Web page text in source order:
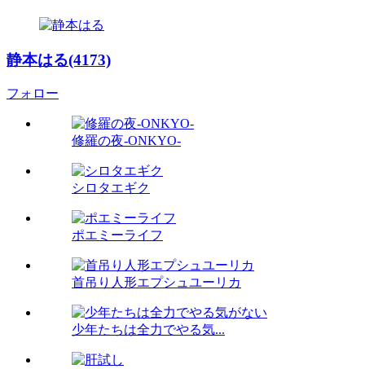
静本はる(4173)
フォロー
修羅の夜-ONKYO-
シロタエギク
ポエミーライフ
首吊り人形エプシュユーリカ
少年たちは全力でやる気...